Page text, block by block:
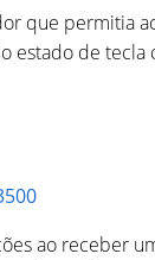
que permitia
estado de tecla
ao receber